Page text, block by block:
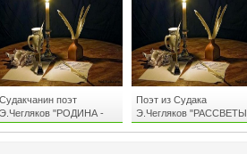
Судакчанин поэт
Э.Чегляков "РОДИНА -
СУДАК"
Поэт из Судака
Э.Чегляков "РАССВЕТЫ
И ЗАКАТЫ"